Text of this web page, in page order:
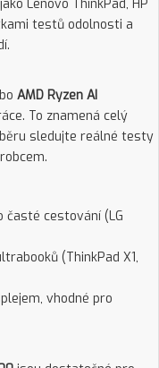
Lenovo ThinkPad, HP
testů odolnosti a
AMD Ryzen AI
To znamená celý
sledujte reálné testy
cestování (LG
(ThinkPad X1,
vhodné pro